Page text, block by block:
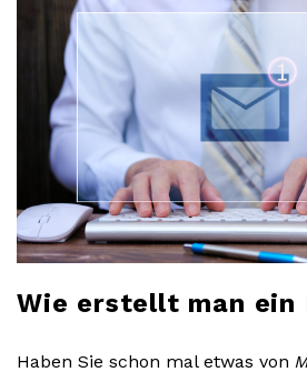
l
o
g
Wie erstellt man ein
Haben Sie schon mal etwas von